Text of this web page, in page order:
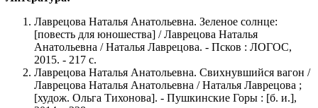
Лаврецова Наталья Анатольевна. Зеленое солнце:
[повесть для юношества] / Лаврецова Наталья
Анатольевна / Наталья Лаврецова. - Псков : ЛОГОС,
2015. - 217 с.
Лаврецова Наталья Анатольевна. Свихнувшийся вагон /
Лаврецова Наталья Анатольевна / Наталья Лаврецова ;
[худож. Ольга Тихонова]. - Пушкинские Горы : [б. и.],